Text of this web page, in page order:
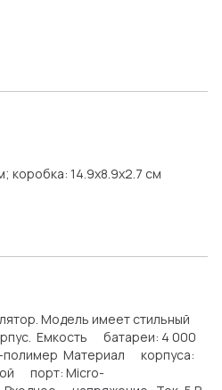
коробка: 14.9х8.9х2.7 см
Модель имеет стильный
Емкость батареи: 4 000
Материал корпуса:
порт: Micro-